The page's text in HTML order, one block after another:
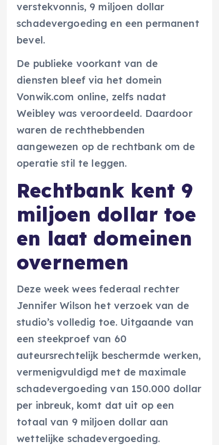
verstekvonnis, 9 miljoen dollar
schadevergoeding en een permanent
bevel.
De publieke voorkant van de
diensten bleef via het domein
Vonwik.com online, zelfs nadat
Weibley was veroordeeld. Daardoor
waren de rechthebbenden
aangewezen op de rechtbank om de
operatie stil te leggen.
Rechtbank kent 9
miljoen dollar toe
en laat domeinen
overnemen
Deze week wees federaal rechter
Jennifer Wilson het verzoek van de
studio’s volledig toe. Uitgaande van
een steekproef van 60
auteursrechtelijk beschermde werken,
vermenigvuldigd met de maximale
schadevergoeding van 150.000 dollar
per inbreuk, komt dat uit op een
totaal van 9 miljoen dollar aan
wettelijke schadevergoeding.